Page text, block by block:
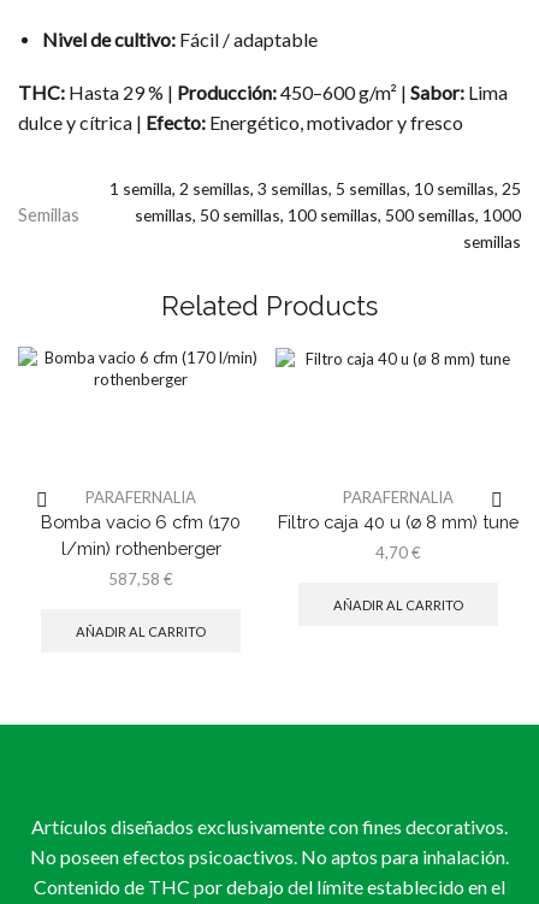
Nivel de cultivo: Fácil / adaptable
THC: Hasta 29 % | Producción:450–600 g/m² | Sabor: Lima
dulce y cítrica | Efecto: Energético, motivador y fresco
Semillas
1 semilla, 2 semillas, 3 semillas, 5 semillas, 10 semillas, 25
semillas, 50 semillas, 100 semillas, 500 semillas, 1000
semillas
Related Products
PARAFERNALIA
Bomba vacio 6 cfm (170
l/min) rothenberger
587,58 €
AÑADIR AL CARRITO
PARAFERNALIA
Filtro caja 40 u (ø 8 mm) tune
4,70€
AÑADIR AL CARRITO
Artículos diseñados exclusivamente con fines decorativos.
No poseen efectos psicoactivos. No aptos para inhalación.
Contenido de THC por debajo del límite establecido en el